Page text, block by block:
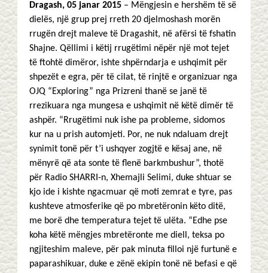
Dragash, 05 janar 2015 – Mëngjesin e hershëm të së
dielës, një grup prej rreth 20 djelmoshash morën
rrugën drejt maleve të Dragashit, në afërsi të fshatin
Shajne. Qëllimi i këtij rrugëtimi nëpër një mot tejet
të ftohtë dimëror, ishte shpërndarja e ushqimit për
shpezët e egra, për të cilat, të rinjtë e organizuar nga
OJQ “Exploring” nga Prizreni thanë se janë të
rrezikuara nga mungesa e ushqimit në këtë dimër të
ashpër. “Rrugëtimi nuk ishe pa probleme, sidomos
kur na u prish automjeti. Por, ne nuk ndaluam drejt
synimit tonë për t’i ushqyer zogjtë e kësaj ane, në
mënyrë që ata sonte të flenë barkmbushur”, thotë
për Radio SHARRI-n, Xhemajli Selimi, duke shtuar se
kjo ide i kishte ngacmuar që moti zemrat e tyre, pas
kushteve atmosferike që po mbretëronin këto ditë,
me borë dhe temperatura tejet të ulëta. “Edhe pse
koha këtë mëngjes mbretëronte me diell, teksa po
ngjiteshim maleve, për pak minuta filloi një furtunë e
paparashikuar, duke e zënë ekipin tonë në befasi e që